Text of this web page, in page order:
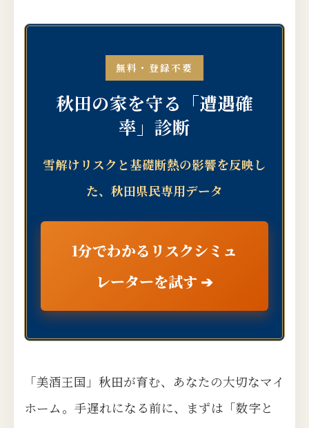
無料・登録不要
秋田の家を守る「遭遇確
率」診断
雪解けリスクと基礎断熱の影響を反映し
た、秋田県民専用データ
1分でわかるリスクシミュ
レーターを試す ➔
「美酒王国」秋田が育む、あなたの大切なマイ
ホーム。手遅れになる前に、まずは「数字と